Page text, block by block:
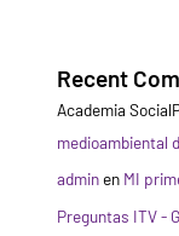
Recent
Academia
medioambiental
adminen MI
Preguntas ITV -